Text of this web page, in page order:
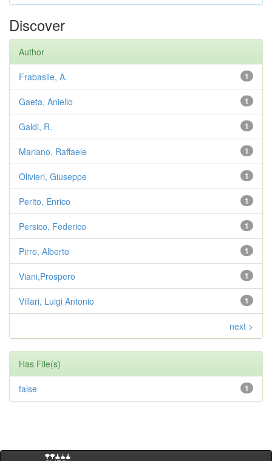
Discover
Author
1
Frabasile, A.
1
Gaeta, Aniello
1
Galdi, R.
1
Mariano, Raffaele
1
Olivieri, Giuseppe
1
Perito, Enrico
1
Persico, Federico
1
Pirro, Alberto
1
Viani,Prospero
1
Villari, Luigi Antonio
next >
Has File(s)
1
false